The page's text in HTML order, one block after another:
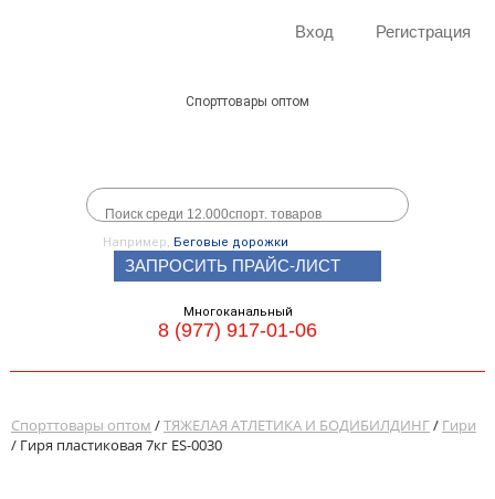
Вход Регистрация
Спорттовары оптом
Например, Беговые дорожки
ЗАПРОСИТЬ ПРАЙС-ЛИСТ
Многоканальный
8 (977) 917-01-06
Спорттовары оптом /ТЯЖЕЛАЯ АТЛЕТИКА И БОДИБИЛДИНГ/ Гири
/ Гиря пластиковая 7кг ES-0030